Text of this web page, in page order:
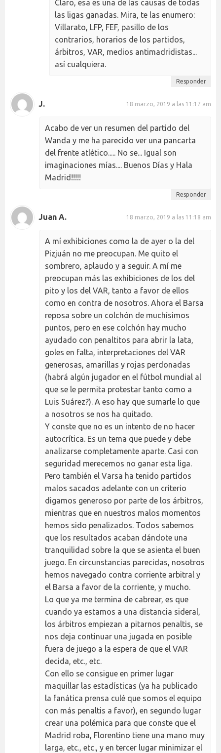
Claro, esa es una de las causas de todas
las ligas ganadas. Mira, te las enumero:
Villarato, LFP, FEF, pasillo de los
contrarios, horarios de los partidos,
árbitros, VAR, medios antimadridistas...
así cualquiera.
Responder
J. 18 marzo, 2019 a las 11:17 am
Acabo de ver un resumen del partido del
Wanda y me ha parecido ver una pancarta
del frente atlético..... No se... Igual son
imaginaciones mías.... Buenos Días y Hala
Madrid!!!!!
Responder
Juan A. 18 marzo, 2019 a las 11:18 am
A mí exhibiciones como la de ayer o la del
Pizjuán no me preocupan. Me quito el
sombrero, aplaudo y a seguir. A mí me
preocupan más las exhibiciones de los del
pito y los del VAR, tanto a favor de ellos
como en contra de nosotros. Ahora el Barsa
reposa sobre un colchón de muchísimos
puntos, pero en ese colchón hay mucho
ayudado con penaltitos para abrir la lata,
goles en falta, interpretaciones del VAR
generosas, amarillas y rojas perdonadas
(habrá algún jugador en el fútbol mundial al
que se le permita protestar tanto como a
Luis Suárez?). A eso hay que sumarle lo que
a nosotros se nos ha quitado.
Y conste que no es un intento de no hacer
autocrítica. Es un tema que puede y debe
analizarse completamente aparte. Casi con
seguridad merecemos no ganar esta liga.
Pero también el Varsa ha tenido partidos
malos sacados adelante con un criterio
digamos generoso por parte de los árbitros,
mientras que en nuestros malos momentos
hemos sido penalizados. Todos sabemos
que los resultados acaban dándote una
tranquilidad sobre la que se asienta el buen
juego. En circunstancias parecidas, nosotros
hemos navegado contra corriente arbitral y
el Barsa a favor de la corriente, y mucho.
Lo que ya me termina de cabrear, es que
cuando ya estamos a una distancia sideral,
los árbitros empiezan a pitarnos penaltis, se
nos deja continuar una jugada en posible
fuera de juego a la espera de que el VAR
decida, etc., etc.
Con ello se consigue en primer lugar
maquillar las estadísticas (ya ha publicado
la fanática prensa culé que somos el equipo
con más penaltis a favor), en segundo lugar
crear una polémica para que conste que el
Madrid roba, Florentino tiene una mano muy
larga, etc., etc., y en tercer lugar minimizar el